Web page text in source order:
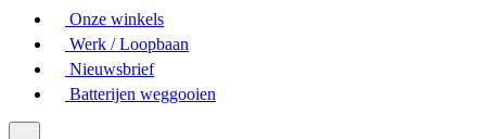
Onze winkels
Werk / Loopbaan
Nieuwsbrief
Batterijen weggooien